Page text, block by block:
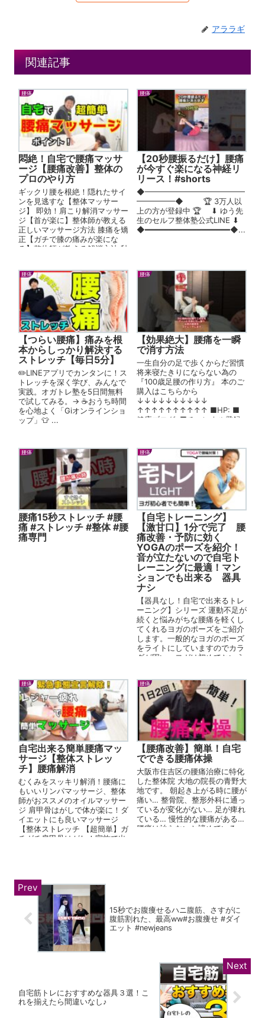
アララギ
関連記事
腰痛
悶絶！自宅で腰痛マッサ
ージ【腰痛改善】整体の
プロのやり方
ギックリ腰を根絶！隠れたサイ
ンを見逃すな【整体マッサー
ジ】 即効！肩こり解消マッサー
ジ【首が楽に】整体師が教える
正しいマッサージ方法 膝痛を矯
正【ガチで膝の痛みが楽にな
る】整体師が教える解消方法 秒
腰痛
【20秒腰振るだけ】腰痛
が今すぐ楽になる神経リ
リース！#shorts
◆━━━━━━━━━━━━━
━━━━━◆ 🏆 3万人以
上の方が登録中 🏆 ⬇︎ ゆう先
生のセルフ整体塾公式LINE ⬇︎
◆━━━━━━━━━━━━━━━━━━◆...
腰痛
【つらい腰痛】痛みを根
本からしっかり解決する
ストレッチ【毎日5分】
✏️LINEアプリでカンタンに！ス
トレッチを深く学び、みんなで
実践。オガトレ塾を5日間無料
で試してみる。→ ☕️おうち時間
を心地よく「Giオンラインショ
ップ」👕 ...
腰痛
【効果絶大】腰痛を一瞬
で消す方法
一生自分の足で歩くからだ習慣
将来寝たきりにならない為の
『100歳足腰の作り方』 本のご
購入はこちらから
↓↓↓↓↓↓↓↓↓↓
↑↑↑↑↑↑↑↑↑↑ ■HP: ■
健康ブログ: ■チャンネル登録
腰痛
腰痛15秒ストレッチ #腰
痛 #ストレッチ #整体 #腰
痛専門
腰痛
【自宅トレーニング】
【激甘口】1分で完了 腰
痛改善・予防に効く
YOGAのポーズを紹介！
音が立たないので自宅ト
レーニングに最適！マン
ションでも出来る 器具
ナシ
【器具なし！自宅で出来るトレ
ーニング】シリーズ 運動不足が
続くと悩みがちな腰痛を軽くし
てくれるヨガのポーズをご紹介
します。一般的なヨガのポーズ
をライトにしていますのでカラ
ダが固い、ヨガは初めてという
腰痛
自宅出来る簡単腰痛マッ
サージ【整体ストレッ
チ】腰痛解消
むくみをスッキリ解消！腰痛に
もいいリンパマッサージ、整体
師がおススメのオイルマッサー
ジ 肩甲骨はがしで体が楽に！ダ
イエットにも良いマッサージ
【整体ストレッチ 【超簡単】ガ
チガチ肩甲骨はがし！家族で出
腰痛
【腰痛改善】簡単！自宅
でできる腰痛体操
大阪市住吉区の腰痛治療に特化
した整体院 大地の院長の青野大
地です。 朝起き上がる時に腰が
痛い… 整骨院、整形外科に通っ
ているが変化がない… 足が痺れ
ている… 慢性的な腰痛がある…
腰痛は治らないと諦めている…
15秒でお腹痩せるハニ腹筋、さすがに
腹筋割れた、最高ww#お腹痩せ #ダイ
エット #newjeans
自宅筋トレにおすすめな器具３選！こ
れを揃えたら間違いなし♪